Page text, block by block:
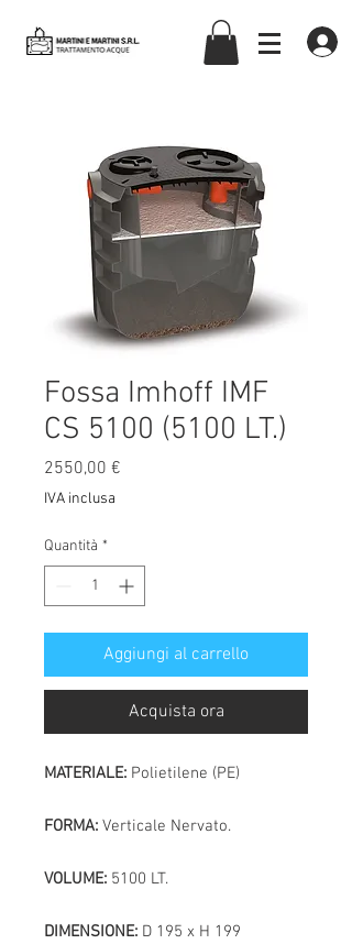
martiniemartinisrl
Fossa Imhoff IMF
CS 5100 (5100 LT.)
2550,00 €
IVA inclusa
Quantità *
Aggiungi al carrello
Acquista ora
MATERIALE: Polietilene (PE)
FORMA: Verticale Nervato.
VOLUME: 5100 LT.
DIMENSIONE: D 195 x H 199